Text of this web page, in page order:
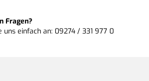
Fragen?
uns einfach an: 09274 / 331 977 0